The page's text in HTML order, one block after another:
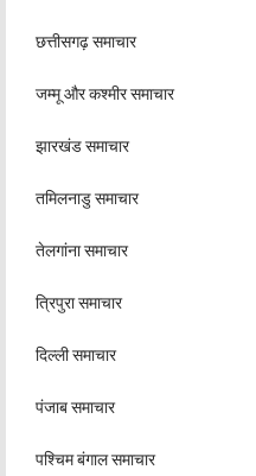
छत्तीसगढ़ समाचार
जम्मू और कश्मीर समाचार
झारखंड समाचार
तमिलनाडु समाचार
तेलगांना समाचार
त्रिपुरा समाचार
दिल्ली समाचार
पंजाब समाचार
पश्चिम बंगाल समाचार